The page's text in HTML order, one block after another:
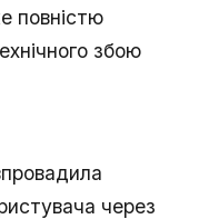
повністю
збою
через